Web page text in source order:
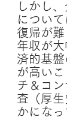
しかし
につい
復帰が難
年収が
済的基
が高い
チ＆コ
査（厚
かになっ